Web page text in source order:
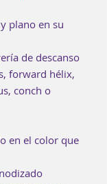
plano en su
de descanso
forward hélix,
conch o
en el color que